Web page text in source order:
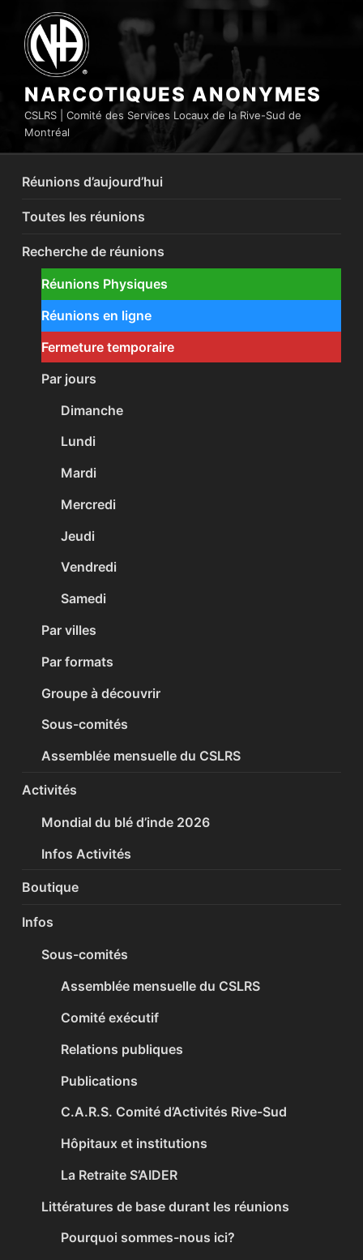
contenu
principal
NARCOTIQUES ANONYMES
CSLRS | Comité des Services Locaux de la Rive-Sud de
Montréal
Réunions d’aujourd’hui
Toutes les réunions
Recherche de réunions
Réunions Physiques
Réunions en ligne
Fermeture temporaire
Par jours
Dimanche
Lundi
Mardi
Mercredi
Jeudi
Vendredi
Samedi
Par villes
Par formats
Groupe à découvrir
Sous-comités
Assemblée mensuelle du CSLRS
Activités
Mondial du blé d’inde 2026
Infos Activités
Boutique
Infos
Sous-comités
Assemblée mensuelle du CSLRS
Comité exécutif
Relations publiques
Publications
C.A.R.S. Comité d’Activités Rive-Sud
Hôpitaux et institutions
La Retraite S’AIDER
Littératures de base durant les réunions
Pourquoi sommes-nous ici?